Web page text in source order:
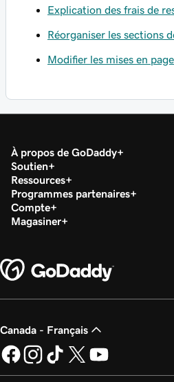
Explication des frais de
Réorganiser les sections
Modifier les mises en
À propos de GoDaddy
Soutien
Ressources
Programmes partenaires
Compte
Magasiner
Canada - Français